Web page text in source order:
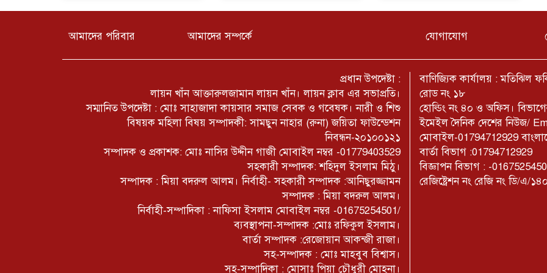
আমাদের পরিবার আমাদের সম্পর্কে যোগাযোগ
প্রধান উপদেষ্টা :
লায়ন খাঁন আক্তারুলজামান লায়ন খাঁন। লায়ন ক্লাব এর সভাপ্রতি।
সম্মানিত উপদেষ্টা : মোঃ সাহাজাদা কায়সার সমাজ সেবক ও গবেষক। নারী ও শিশু
বিষয়ক মহিলা বিষয় সম্পাদকী: সামছুন নাহার (রুনা) জয়িতা ফাউন্ডেশন
নিবন্ধন-২০১০০১২১
সম্পাদক ও প্রকাশক: মোঃ নাসির উদ্দীন গাজী মোবাইল নম্বর -01779403529
সহকারী সম্পাদক: শহিদুল ইসলাম মিঠু।
সম্পাদক : মিয়া বদরুল আলম। নির্বাহী- সহকারী সম্পাদক :আনিছুরজ্জামন
সম্পাদক : মিয়া বদরুল আলম।
নির্বাহী-সম্পাদিকা : নাফিসা ইসলাম মোবাইল নম্বর -01675254501/
ব্যবস্থাপনা-সম্পাদক :মোঃ রফিকুল ইসলাম।
বার্তা সম্পাদক :রেজোয়ান আকন্জী রাজা।
সহ-সম্পাদক : মোঃ মাহবুব বিশ্বাস।
সহ-সম্পাদিকা : মোসাঃ পিয়া চৌধুরী মোহনা।
বাণিজ্যিক কার্যালয় : মতিঝিল
রোড নং ১৮
হোল্ডিং নং ৪০ ও অফিস।
ইমেইল দৈনিক দেশের নিউজ/
মোবাইল-01794712929
বার্তা বিভাগ :01794712929
বিজ্ঞাপন বিভাগ : -
রেজিষ্ট্রেশন নং রেজি নং ডি/এ/